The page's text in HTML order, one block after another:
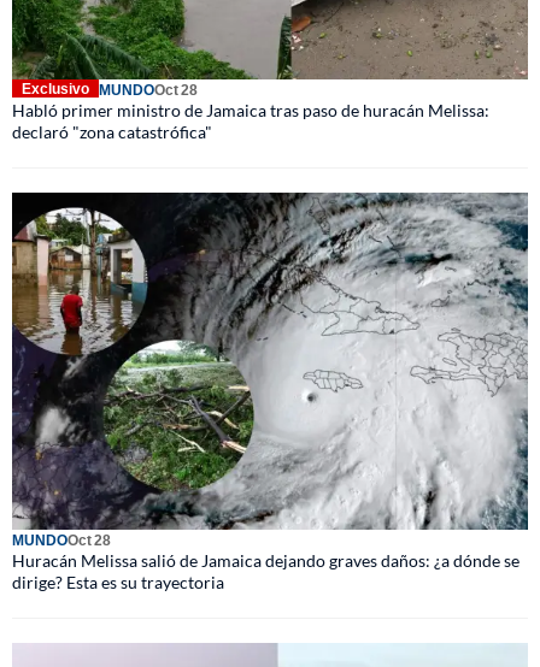
Exclusivo MUNDOOct 28
Habló primer ministro de Jamaica tras paso de huracán Melissa:
declaró "zona catastrófica"
MUNDOOct 28
Huracán Melissa salió de Jamaica dejando graves daños: ¿a dónde se
dirige? Esta es su trayectoria